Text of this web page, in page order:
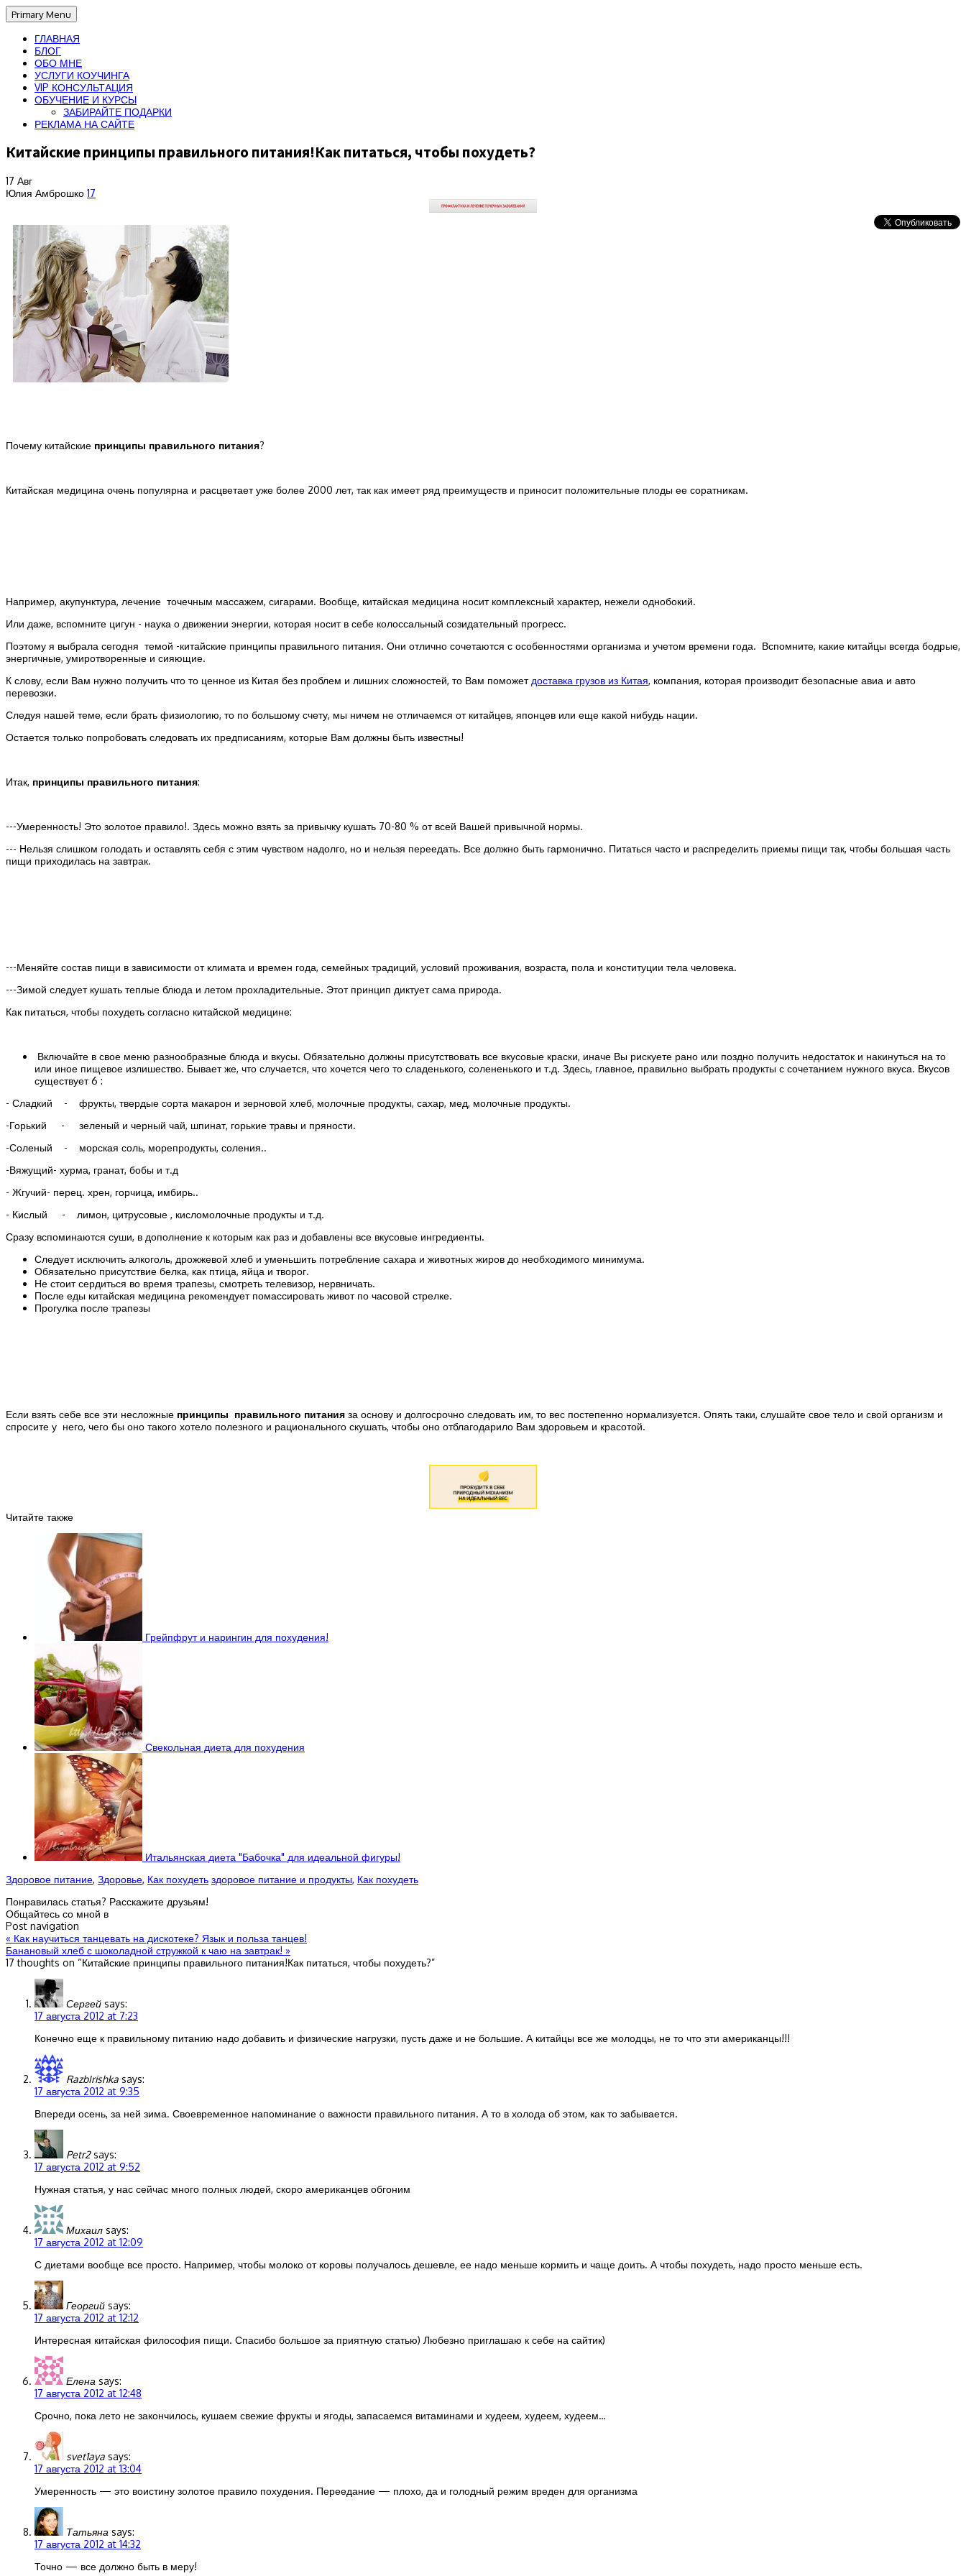
Primary Menu
ГЛАВНАЯ
БЛОГ
ОБО МНЕ
УСЛУГИ КОУЧИНГА
VIP КОНСУЛЬТАЦИЯ
ОБУЧЕНИЕ И КУРСЫ
ЗАБИРАЙТЕ ПОДАРКИ
РЕКЛАМА НА САЙТЕ
Китайские принципы правильного питания!Как питаться, чтобы похудеть?
17 Авг
Юлия Амброшко 17
Почему китайские принципы правильного питания?
Китайская медицина очень популярна и расцветает уже более 2000 лет, так как имеет ряд преимуществ и приносит положительные плоды ее соратникам.
Например, акупунктура, лечение точечным массажем, сигарами. Вообще, китайская медицина носит комплексный характер, нежели однобокий.
Или даже, вспомните цигун - наука о движении энергии, которая носит в себе колоссальный созидательный прогресс.
Поэтому я выбрала сегодня темой -китайские принципы правильного питания. Они отлично сочетаются с особенностями организма и учетом времени года. Вспомните, какие китайцы всегда бодрые,
энергичные, умиротворенные и сияющие.
К слову, если Вам нужно получить что то ценное из Китая без проблем и лишних сложностей, то Вам поможет доставка грузов из Китая, компания, которая производит безопасные авиа и авто
перевозки.
Следуя нашей теме, если брать физиологию, то по большому счету, мы ничем не отличаемся от китайцев, японцев или еще какой нибудь нации.
Остается только попробовать следовать их предписаниям, которые Вам должны быть известны!
Итак, принципы правильного питания:
---Умеренность! Это золотое правило!. Здесь можно взять за привычку кушать 70-80 % от всей Вашей привычной нормы.
--- Нельзя слишком голодать и оставлять себя с этим чувством надолго, но и нельзя переедать. Все должно быть гармонично. Питаться часто и распределить приемы пищи так, чтобы большая часть
пищи приходилась на завтрак.
---Меняйте состав пищи в зависимости от климата и времен года, семейных традиций, условий проживания, возраста, пола и конституции тела человека.
---Зимой следует кушать теплые блюда и летом прохладительные. Этот принцип диктует сама природа.
Как питаться, чтобы похудеть согласно китайской медицине:
Включайте в свое меню разнообразные блюда и вкусы. Обязательно должны присутствовать все вкусовые краски, иначе Вы рискуете рано или поздно получить недостаток и накинуться на то
или иное пищевое излишество. Бывает же, что случается, что хочется чего то сладенького, солененького и т.д. Здесь, главное, правильно выбрать продукты с сочетанием нужного вкуса. Вкусов
существует 6 :
- Сладкий - фрукты, твердые сорта макарон и зерновой хлеб, молочные продукты, сахар, мед, молочные продукты.
-Горький - зеленый и черный чай, шпинат, горькие травы и пряности.
-Соленый - морская соль, морепродукты, соления..
-Вяжущий- хурма, гранат, бобы и т.д
- Жгучий- перец. хрен, горчица, имбирь..
- Кислый - лимон, цитрусовые , кисломолочные продукты и т.д.
Сразу вспоминаются суши, в дополнение к которым как раз и добавлены все вкусовые ингредиенты.
Следует исключить алкоголь, дрожжевой хлеб и уменьшить потребление сахара и животных жиров до необходимого минимума.
Обязательно присутствие белка, как птица, яйца и творог.
Не стоит сердиться во время трапезы, смотреть телевизор, нервничать.
После еды китайская медицина рекомендует помассировать живот по часовой стрелке.
Прогулка после трапезы
Если взять себе все эти несложные принципы правильного питания за основу и долгосрочно следовать им, то вес постепенно нормализуется. Опять таки, слушайте свое тело и свой организм и
спросите у него, чего бы оно такого хотело полезного и рационального скушать, чтобы оно отблагодарило Вам здоровьем и красотой.
Читайте также
Грейпфрут и нарингин для похудения!
Свекольная диета для похудения
Итальянская диета "Бабочка" для идеальной фигуры!
Здоровое питание, Здоровье, Как похудеть здоровое питание и продукты, Как похудеть
Понравилась статья? Расскажите друзьям!
Общайтесь со мной в
Post navigation
« Как научиться танцевать на дискотеке? Язык и польза танцев!
Банановый хлеб с шоколадной стружкой к чаю на завтрак! »
17 thoughts on “Китайские принципы правильного питания!Как питаться, чтобы похудеть?”
Сергей says:
17 августа 2012 at 7:23
Конечно еще к правильному питанию надо добавить и физические нагрузки, пусть даже и не большие. А китайцы все же молодцы, не то что эти американцы!!!
RazbIrishka says:
17 августа 2012 at 9:35
Впереди осень, за ней зима. Своевременное напоминание о важности правильного питания. А то в холода об этом, как то забывается.
Petr2 says:
17 августа 2012 at 9:52
Нужная статья, у нас сейчас много полных людей, скоро американцев обгоним
Михаил says:
17 августа 2012 at 12:09
С диетами вообще все просто. Например, чтобы молоко от коровы получалось дешевле, ее надо меньше кормить и чаще доить. А чтобы похудеть, надо просто меньше есть.
Георгий says:
17 августа 2012 at 12:12
Интересная китайская философия пищи. Спасибо большое за приятную статью) Любезно приглашаю к себе на сайтик)
Елена says:
17 августа 2012 at 12:48
Срочно, пока лето не закончилось, кушаем свежие фрукты и ягоды, запасаемся витаминами и худеем, худеем, худеем…
svet1aya says:
17 августа 2012 at 13:04
Умеренность — это воистину золотое правило похудения. Переедание — плохо, да и голодный режим вреден для организма
Татьяна says:
17 августа 2012 at 14:32
Точно — все должно быть в меру!